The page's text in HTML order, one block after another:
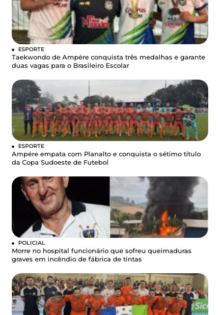
ESPORTE
Taekwondo de Ampére conquista três medalhas e garante
duas vagas para o Brasileiro Escolar
ESPORTE
Ampére empata com Planalto e conquista o sétimo título
da Copa Sudoeste de Futebol
POLICIAL
Morre no hospital funcionário que sofreu queimaduras
graves em incêndio de fábrica de tintas